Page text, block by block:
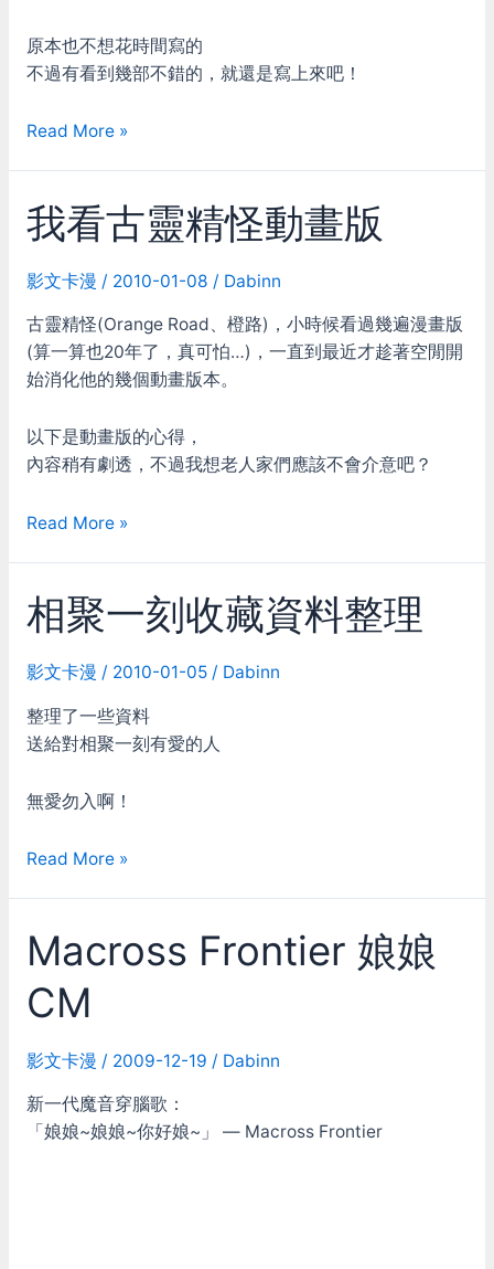
原本也不想花時間寫的
不過有看到幾部不錯的，就還是寫上來吧！
最
的
一
些
影
片
Read More »
我看古靈精怪動畫版
影文卡漫 / 2010-01-08 / Dabinn
古靈精怪(Orange Road、橙路)，小時候看過幾遍漫畫版
(算一算也20年了，真可怕…)，一直到最近才趁著空閒開
始消化他的幾個動畫版本。
以下是動畫版的心得，
內容稍有劇透，不過我想老人家們應該不會介意吧？
我
靈
精
怪
動
畫
版
Read More »
相聚一刻收藏資料整理
影文卡漫 / 2010-01-05 / Dabinn
整理了一些資料
送給對相聚一刻有愛的人
無愛勿入啊！
相
刻
收
藏
資
料
理
Read More »
Macross Frontier 娘娘
CM
影文卡漫 / 2009-12-19 / Dabinn
新一代魔音穿腦歌：
「娘娘~娘娘~你好娘~」 — Macross Frontier